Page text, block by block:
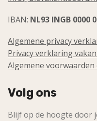
IBAN: NL93 INGB 0000
Algemene privacy
Privacy verklaring
Algemene voorwaarden
Volg ons
Blijf op de hoogte door